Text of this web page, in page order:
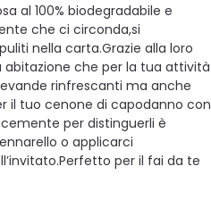
al 100% biodegradabile e
che ci circonda,si
nella carta.Grazie alla loro
abitazione che per la tua attività
rinfrescanti ma anche
il tuo cenone di capodanno con
per distinguerli è
o applicarci
per il fai da te